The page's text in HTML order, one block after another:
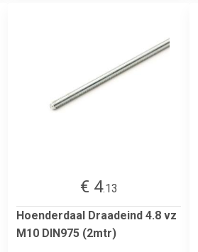
€ 4.13
Hoenderdaal Draadeind 4.8 vz
M10 DIN975 (2mtr)